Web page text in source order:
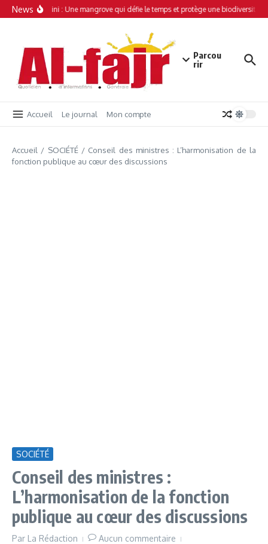
Aller au contenu
News
Simamboini : Une mangrove qui défie le temps et protège une biodiversité
Parcou
rir
Accueil Le journal Mon compte
Accueil / SOCIÉTÉ/ Conseil des ministres : L’harmonisation de la
fonction publique au cœur des discussions
SOCIÉTÉ
Conseil des ministres :
L’harmonisation de la fonction
publique au cœur des discussions
Par La Rédaction
Aucun commentaire